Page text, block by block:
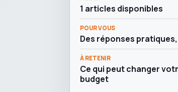
1 articles disponibles
POUR VOUS
Des réponses
À RETENIR
Ce qui peut changer
budget